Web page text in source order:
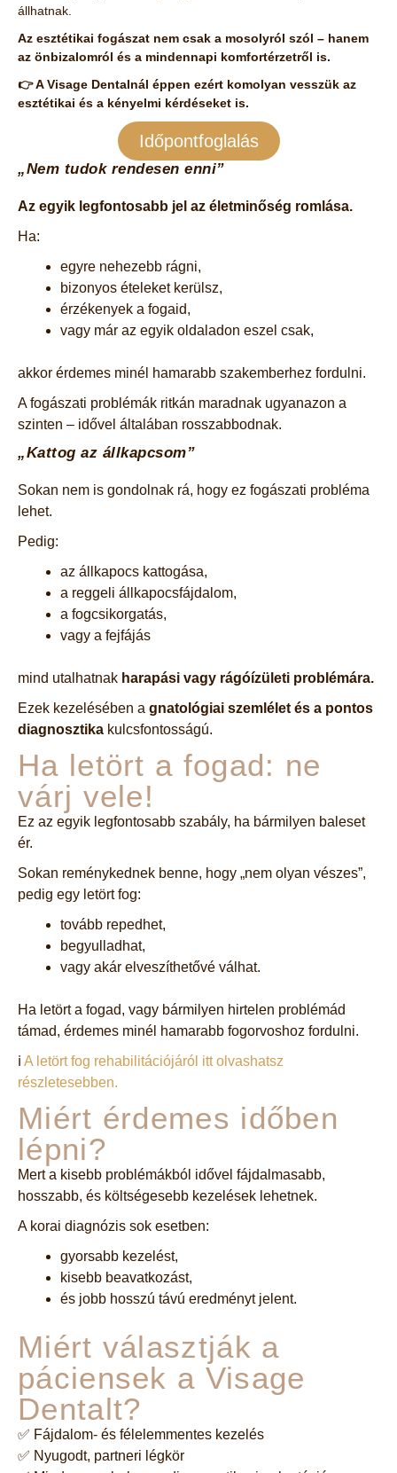
állhatnak.
Az esztétikai fogászat nem csak a mosolyról szól – hanem
az önbizalomról és a mindennapi komfortérzetről is.
👉 A Visage Dentalnál éppen ezért komolyan vesszük az
esztétikai és a kényelmi kérdéseket is.
Időpontfoglalás
„Nem tudok rendesen enni”
Az egyik legfontosabb jel az életminőség romlása.
Ha:
egyre nehezebb rágni,
bizonyos ételeket kerülsz,
érzékenyek a fogaid,
vagy már az egyik oldaladon eszel csak,
akkor érdemes minél hamarabb szakemberhez fordulni.
A fogászati problémák ritkán maradnak ugyanazon a
szinten – idővel általában rosszabbodnak.
„Kattog az állkapcsom”
Sokan nem is gondolnak rá, hogy ez fogászati probléma
lehet.
Pedig:
az állkapocs kattogása,
a reggeli állkapocsfájdalom,
a fogcsikorgatás,
vagy a fejfájás
mind utalhatnak harapási vagy rágóízületi problémára.
Ezek kezelésében a gnatológiai szemlélet és a pontos
diagnosztika kulcsfontosságú.
Ha letört a fogad: ne
várj vele!
Ez az egyik legfontosabb szabály, ha bármilyen baleset
ér.
Sokan reménykednek benne, hogy „nem olyan vészes”,
pedig egy letört fog:
tovább repedhet,
begyulladhat,
vagy akár elveszíthetővé válhat.
Ha letört a fogad, vagy bármilyen hirtelen problémád
támad, érdemes minél hamarabb fogorvoshoz fordulni.
ℹ️ A letört fog rehabilitációjáról itt olvashatsz
részletesebben.
Miért érdemes időben
lépni?
Mert a kisebb problémákból idővel fájdalmasabb,
hosszabb, és költségesebb kezelések lehetnek.
A korai diagnózis sok esetben:
gyorsabb kezelést,
kisebb beavatkozást,
és jobb hosszú távú eredményt jelent.
Miért választják a
páciensek a Visage
Dentalt?
✅ Fájdalom- és félelemmentes kezelés
✅ Nyugodt, partneri légkör